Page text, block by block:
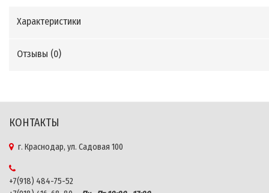
Характеристики
Отзывы (0)
КОНТАКТЫ
г. Краснодар, ул. Садовая 100
+7(918) 484-75-52